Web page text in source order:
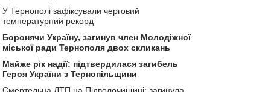
У Тернополі зафіксували черговий
температурний рекорд
Боронячи Україну, загинув член Молодіжної
міської ради Тернополя двох скликань
Майже рік надії: підтвердилася загибель
Героя України з Тернопільщини